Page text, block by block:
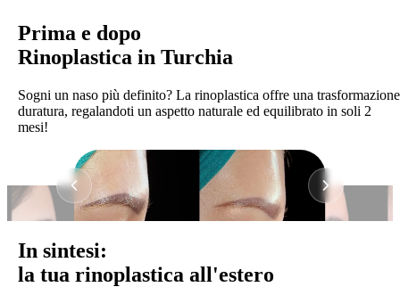
Prima e dopo
Rinoplastica in Turchia
Sogni un naso più definito? La rinoplastica offre una trasformazione
duratura, regalandoti un aspetto naturale ed equilibrato in soli 2
mesi!
In sintesi:
la tua rinoplastica all'estero